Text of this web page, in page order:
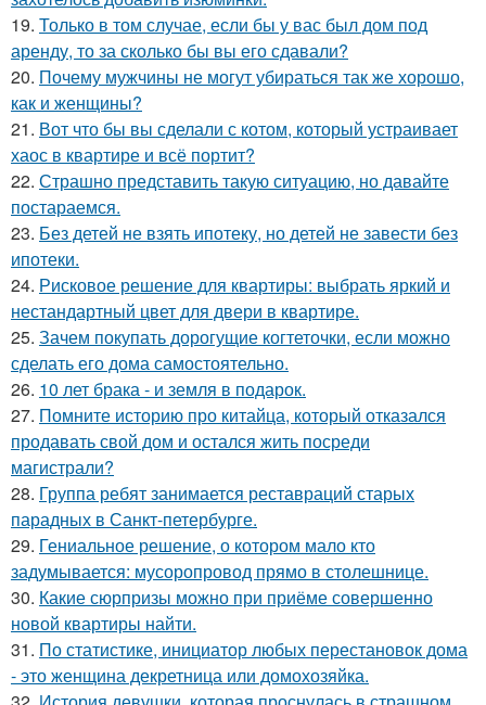
19. Только в том случае, если бы у вас был дом под
аренду, то за сколько бы вы его сдавали?
20. Почему мужчины не могут убираться так же хорошо,
как и женщины?
21. Вот что бы вы сделали с котом, который устраивает
хаос в квартире и всё портит?
22. Страшно представить такую ситуацию, но давайте
постараемся.
23. Без детей не взять ипотеку, но детей не завести без
ипотеки.
24. Рисковое решение для квартиры: выбрать яркий и
нестандартный цвет для двери в квартире.
25. Зачем покупать дорогущие когтеточки, если можно
сделать его дома самостоятельно.
26. 10 лет брака - и земля в подарок.
27. Помните историю про китайца, который отказался
продавать свой дом и остался жить посреди
магистрали?
28. Группа ребят занимается реставраций старых
парадных в Санкт-петербурге.
29. Гениальное решение, о котором мало кто
задумывается: мусоропровод прямо в столешнице.
30. Какие сюрпризы можно при приёме совершенно
новой квартиры найти.
31. По статистике, инициатор любых перестановок дома
- это женщина декретница или домохозяйка.